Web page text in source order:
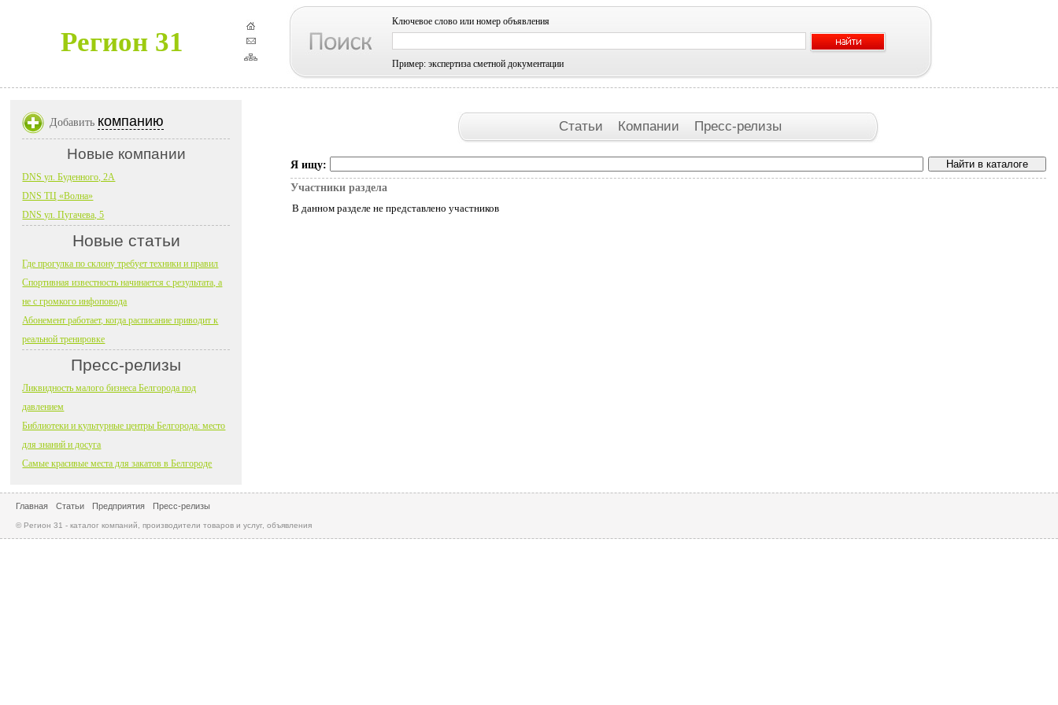
Регион 31
Ключевое слово или номер объявления
Пример: экспертиза сметной документации
Статьи Компании Пресс-релизы
Я ищу:
Участники раздела
В данном разделе не представлено участников
Добавить компанию
Новые компании
DNS ул. Буденного, 2А
DNS ТЦ «Волна»
DNS ул. Пугачева, 5
Новые статьи
Где прогулка по склону требует техники и правил
Спортивная известность начинается с результата, а
не с громкого инфоповода
Абонемент работает, когда расписание приводит к
реальной тренировке
Пресс-релизы
Ликвидность малого бизнеса Белгорода под
давлением
Библиотеки и культурные центры Белгорода: место
для знаний и досуга
Самые красивые места для закатов в Белгороде
Главная Статьи Предприятия Пресс-релизы
© Регион 31 - каталог компаний, производители товаров и услуг, объявления